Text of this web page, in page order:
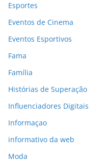
Esportes
Eventos de Cinema
Eventos Esportivos
Fama
Família
Histórias de Superação
Influenciadores Digitais
Informaçao
informativo da web
Moda